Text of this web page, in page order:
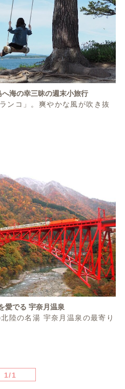
海の幸三昧の週末小旅行
ンコ」。爽やかな風が吹き抜
愛でる 宇奈月温泉
陸の名湯 宇奈月温泉の最寄り
1/1